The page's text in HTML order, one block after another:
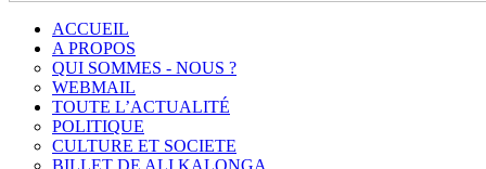
ACCUEIL
A PROPOS
QUI SOMMES - NOUS ?
WEBMAIL
TOUTE L’ACTUALITÉ
POLITIQUE
CULTURE ET SOCIETE
BILLET DE ALI KALONGA